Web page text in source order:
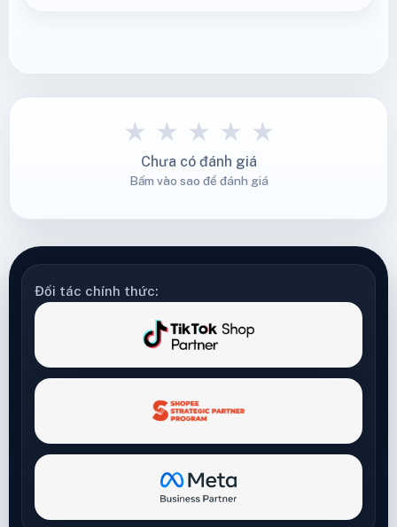
★ ★ ★ ★ ★
Chưa có đánh giá
Bấm vào sao để đánh giá
Đối tác chính thức: